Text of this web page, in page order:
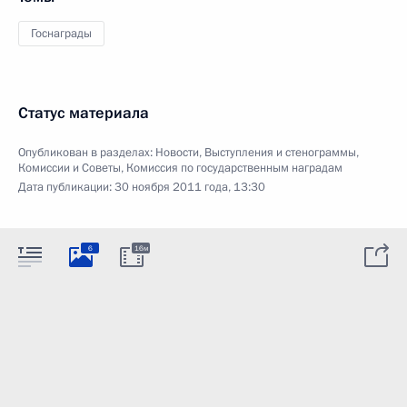
Госнаграды
Статус материала
Опубликован в разделах: Новости, Выступления и стенограммы,
Комиссии и Советы, Комиссия по государственным наградам
Дата публикации:30 ноября 2011 года, 13:30
6 16м